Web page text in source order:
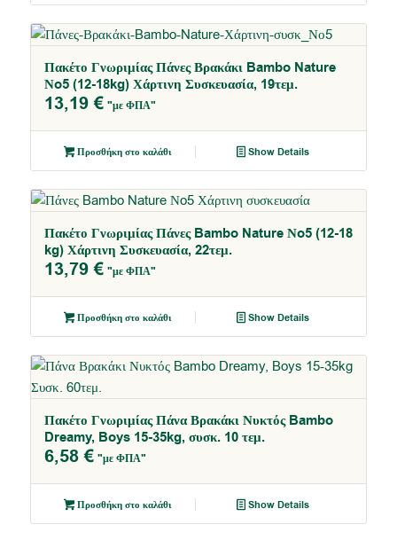
Πακέτο Γνωριμίας Πάνες Βρακάκι Bambo Nature
Νo5 (12-18kg) Χάρτινη Συσκευασία, 19τεμ.
13,19€ "με ΦΠΑ"
Προσθήκη στο καλάθι Show Details
Πακέτο Γνωριμίας Πάνες Bambo Nature Νo5 (12-18
kg) Χάρτινη Συσκευασία, 22τεμ.
13,79€ "με ΦΠΑ"
Προσθήκη στο καλάθι Show Details
5.00
Πακέτο Γνωριμίας Πάνα Βρακάκι Νυκτός Bambo
Dreamy, Boys 15-35kg, συσκ. 10 τεμ.
6,58€ "με ΦΠΑ"
Προσθήκη στο καλάθι Show Details